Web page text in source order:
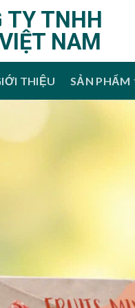
TY TNHH
NAM
THIỆU SẢN PHẨM